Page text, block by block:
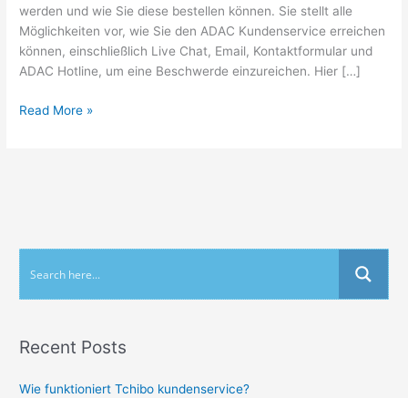
werden und wie Sie diese bestellen können. Sie stellt alle
Möglichkeiten vor, wie Sie den ADAC Kundenservice erreichen
können, einschließlich Live Chat, Email, Kontaktformular und
ADAC Hotline, um eine Beschwerde einzureichen. Hier […]
Read More »
Recent Posts
Wie funktioniert Tchibo kundenservice?